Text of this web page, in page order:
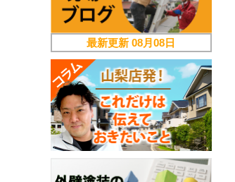
最新更新08月08日